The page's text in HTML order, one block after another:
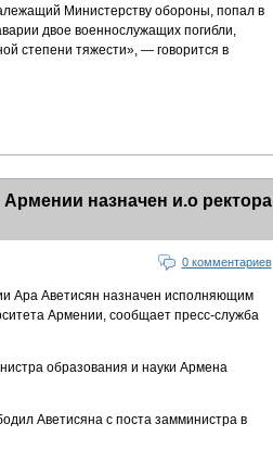
Министерству обороны, попал в
двое военнослужащих погибли,
степени тяжести», — говорится в
назначен и.о ректора
0 комментариев
Ара Аветисян назначен исполняющим
Армении, сообщает пресс-служба
образования и науки Армена
Аветисяна с поста замминистра в